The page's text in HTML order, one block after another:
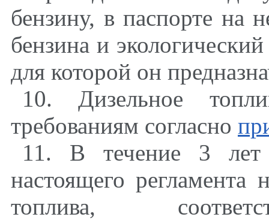
бензину, в паспорте на
бензина и
для которой он
10. Дизельное
требованиям согласно
11. В течение 3 лет
настоящего регламента
топлива,